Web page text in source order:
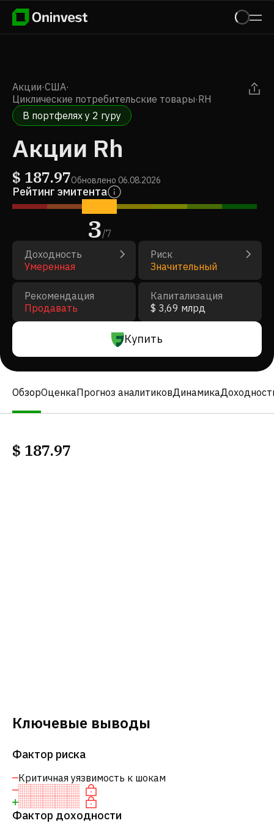
Акции·США·
Циклические потребительские товары·RH
В портфелях у 2 гуру
Акции Rh
$ 187.97Обновлено 06.08.2026
Рейтинг эмитента
3/7
Доходность
Умеренная
Риск
Значительный
Рекомендация
Продавать
Капитализация
$ 3,69 млрд
Купить
ОбзорОценкаПрогноз аналитиковДинамика
$ 187.97
Ключевые выводы
Фактор риска
Критичная уязвимость к шокам
Фактор доходности